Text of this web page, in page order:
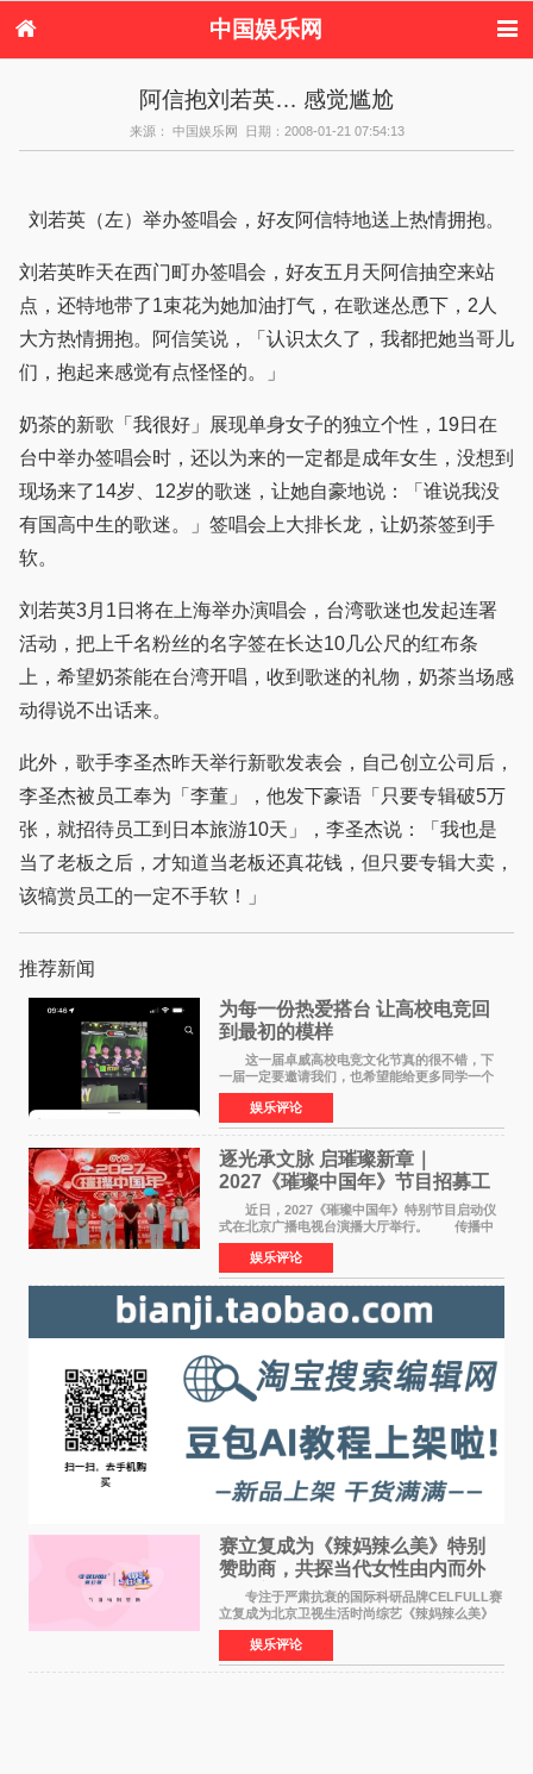
中国娱乐网
日本娱乐 韩国娱乐
音乐新闻 影视新闻
内地明星八卦
阿信抱刘若英… 感觉尴尬
来源： 中国娱乐网 日期：2008-01-21 07:54:13
刘若英（左）举办签唱会，好友阿信特地送上热情拥抱。
刘若英昨天在西门町办签唱会，好友五月天阿信抽空来站
点，还特地带了1束花为她加油打气，在歌迷怂恿下，2人
大方热情拥抱。阿信笑说，「认识太久了，我都把她当哥儿
们，抱起来感觉有点怪怪的。」
奶茶的新歌「我很好」展现单身女子的独立个性，19日在
台中举办签唱会时，还以为来的一定都是成年女生，没想到
现场来了14岁、12岁的歌迷，让她自豪地说：「谁说我没
有国高中生的歌迷。」签唱会上大排长龙，让奶茶签到手
软。
刘若英3月1日将在上海举办演唱会，台湾歌迷也发起连署
活动，把上千名粉丝的名字签在长达10几公尺的红布条
上，希望奶茶能在台湾开唱，收到歌迷的礼物，奶茶当场感
动得说不出话来。
此外，歌手李圣杰昨天举行新歌发表会，自己创立公司后，
李圣杰被员工奉为「李董」，他发下豪语「只要专辑破5万
张，就招待员工到日本旅游10天」，李圣杰说：「我也是
当了老板之后，才知道当老板还真花钱，但只要专辑大卖，
该犒赏员工的一定不手软！」
推荐新闻
为每一份热爱搭台 让高校电竞回
到最初的模样
这一届卓威高校电竞文化节真的很不错，下
一届一定要邀请我们，也希望能给更多同学一个
来到现场的机会。 2026卓威高校电竞文化节
已经落下帷幕，在活动结束后，仍有不少高校电
竞社负责人和现
娱乐评论
逐光承文脉 启璀璨新章｜
2027《璀璨中国年》节目招募工
作圆满启动
近日，2027《璀璨中国年》特别节目启动仪
式在北京广播电视台演播大厅举行。 传播中
华优秀传统文化，弘扬纯正国风艺术，打造高规
格、高质感、正能量的文艺盛典，是璀璨中国年
矢志不渝的初心
娱乐评论
赛立复成为《辣妈辣么美》特别
赞助商，共探当代女性由内而外
活力美
专注于严肃抗衰的国际科研品牌CELFULL赛
立复成为北京卫视生活时尚综艺《辣妈辣么美》
的特别赞助商,明星辣妈袁咏仪倾情参与，向广大
都市女性传递健康生活新主张，寄语当代女性在
家庭与自我之间
娱乐评论